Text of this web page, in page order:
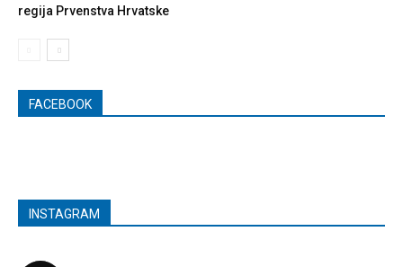
regija Prvenstva Hrvatske
FACEBOOK
INSTAGRAM